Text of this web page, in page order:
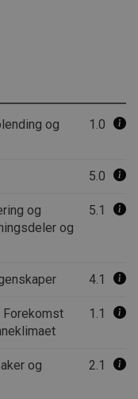
og
1.0
5.0
og
og
5.1
4.1
Forekomst
1.1
og
2.1